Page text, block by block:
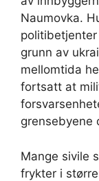
Naumovka.
grunn av
mellomtida
fortsatt at
grensebyene
Mange sivile
frykter i